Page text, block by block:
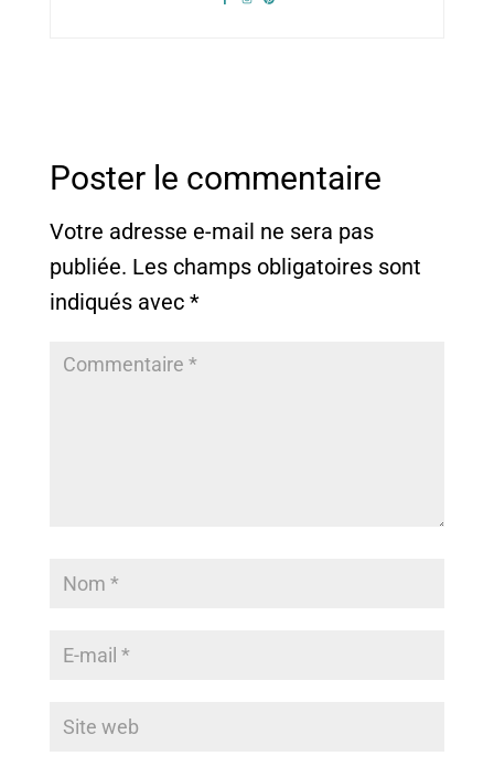
Poster le commentaire
Votre adresse e-mail ne sera pas
publiée. Les champs obligatoires sont
indiqués avec *